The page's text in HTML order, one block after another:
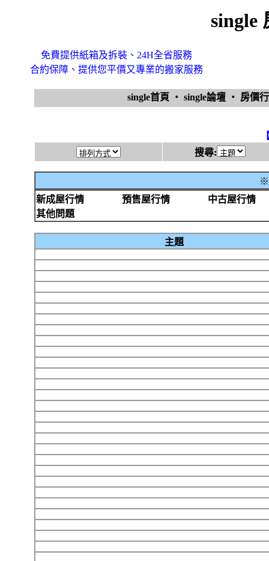
single
免費提供紙箱及拆裝、24H全省服務
合約保障、提供您平價又專業的搬家服務
single首頁 ‧ single論壇 ‧ 房價
搜尋:
※
新成屋行情
預售屋行情
中古屋行情
其他問題
主題